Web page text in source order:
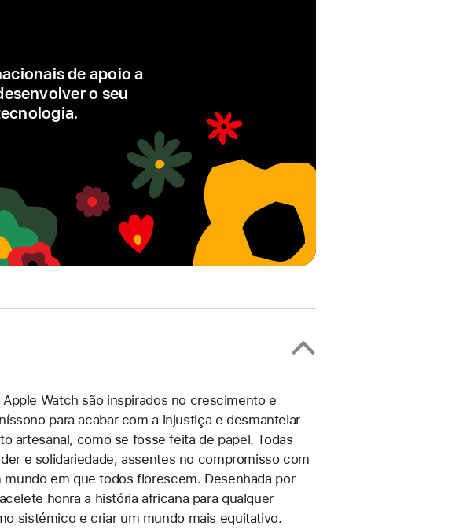
de apoio a
o seu
Watch são inspirados no crescimento e
para acabar com a injustiça e desmantelar
artesanal, como se fosse feita de papel. Todas
e solidariedade, assentes no compromisso com
em que todos florescem. Desenhada por
honra a história africana para qualquer
sistémico e criar um mundo mais equitativo.